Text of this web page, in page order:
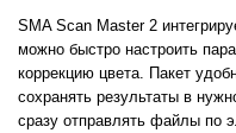
SMA Scan Master 2
можно быстро настроить
коррекцию цвета. Пакет
сохранять результаты в
сразу отправлять файлы по